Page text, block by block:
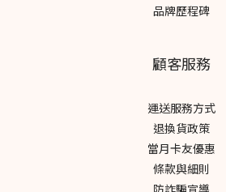
品牌歷程碑
顧客服務
運送服務方式
退換貨政策
當月卡友優惠
條款與細則
防詐騙宣導